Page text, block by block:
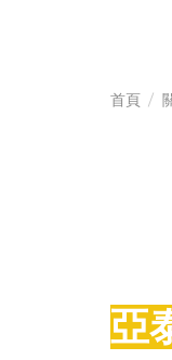
備
有
首頁
亞